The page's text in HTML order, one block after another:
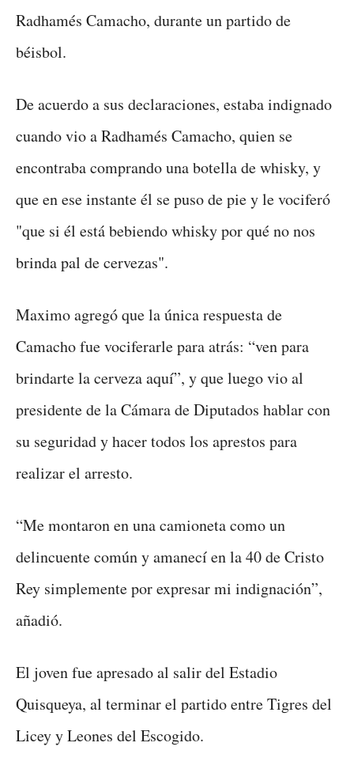
Radhamés Camacho, durante un partido de
béisbol.
De acuerdo a sus declaraciones, estaba indignado
cuando vio a Radhamés Camacho, quien se
encontraba comprando una botella de whisky, y
que en ese instante él se puso de pie y le vociferó
"que si él está bebiendo whisky por qué no nos
brinda pal de cervezas".
Maximo agregó que la única respuesta de
Camacho fue vociferarle para atrás: “ven para
brindarte la cerveza aquí”, y que luego vio al
presidente de la Cámara de Diputados hablar con
su seguridad y hacer todos los aprestos para
realizar el arresto.
“Me montaron en una camioneta como un
delincuente común y amanecí en la 40 de Cristo
Rey simplemente por expresar mi indignación”,
añadió.
El joven fue apresado al salir del Estadio
Quisqueya, al terminar el partido entre Tigres del
Licey y Leones del Escogido.